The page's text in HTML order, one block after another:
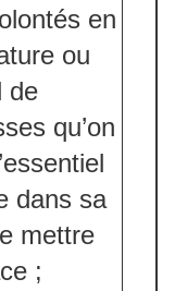
en
ou
de
qu’on
dans sa
mettre
;